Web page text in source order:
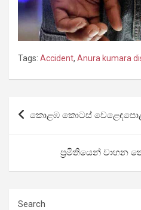
Tags: Accident, Anura kumara
Post
navigation
කොළඹ කොටස්
ප්‍රමිතියෙන් වාහන
Search